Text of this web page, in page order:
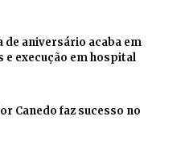
de aniversário acaba em
execução em hospital
Canedo faz sucesso no